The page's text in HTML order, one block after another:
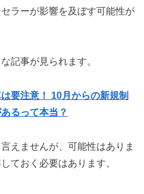
ラーが影響を及ぼす可能性が
記事が見られます。
要注意！ 10月からの新規制
るって本当？
えませんが、可能性はありま
ておく必要はあります。